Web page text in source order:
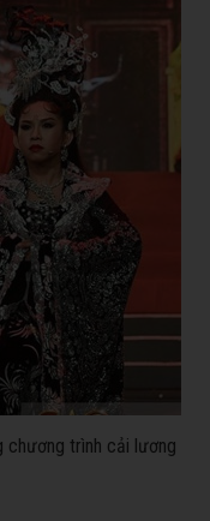
chương trình cải lương